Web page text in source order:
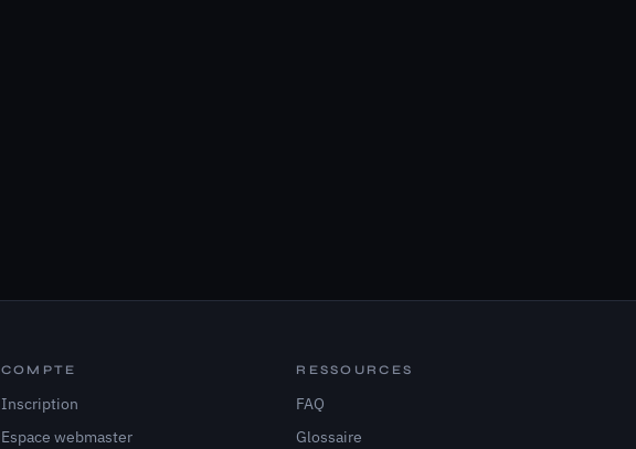
COMPTE
Inscription
Espace webmaster
RESSOURCES
FAQ
Glossaire